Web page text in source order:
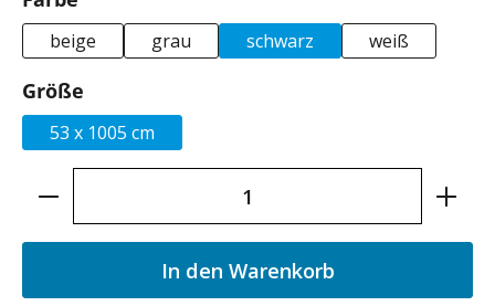
beige grau schwarz weiß
Größe
53 x 1005 cm
Produkt Anzahl: Gib den gewünschten
In den Warenkorb